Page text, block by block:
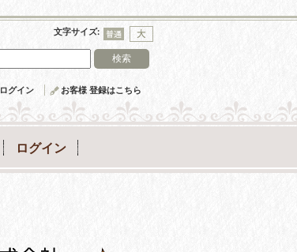
文字サイズ:
ログイン お客様 登録はこちら
ログイン